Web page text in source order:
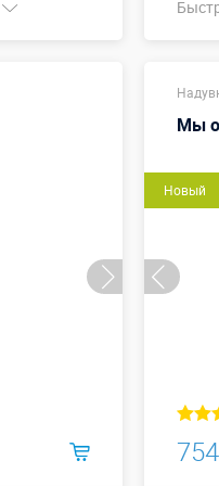
Мы
Новый